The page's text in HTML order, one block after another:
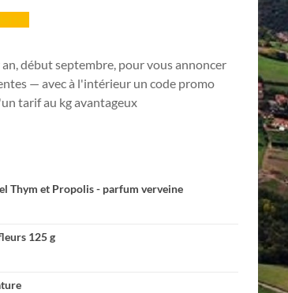
début septembre, pour vous annoncer
— avec à l'intérieur un code promo
tarif au kg avantageux
Thym et Propolis - parfum verveine
125 g